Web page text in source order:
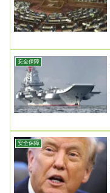
安全保障
安全保障